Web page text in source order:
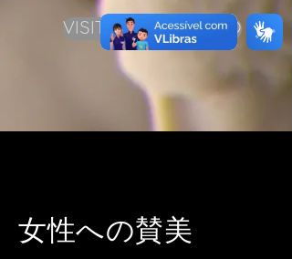
VISITE A EXPOSIÇÃO
女性への賛美